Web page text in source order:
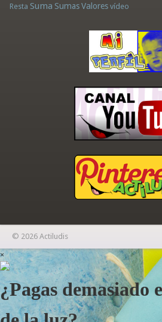
Resta Suma Sumas Valores vídeo
© 2026 Actiludis
×
¿Pagas demasiado